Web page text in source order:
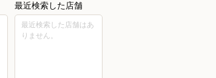
最近検索した店舗
最近検索した店舗はあ
りません。